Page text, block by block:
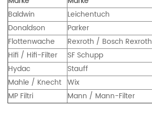
Baldwin
Leichentuch
Donaldson
Parker
Flottenwache
Rexroth / Bosch Rexroth
Hifi / Hifi-Filter
SF Schupp
Hydac
Stauff
Mahle / Knecht Wix
MP Filtri
Mann / Mann-Filter